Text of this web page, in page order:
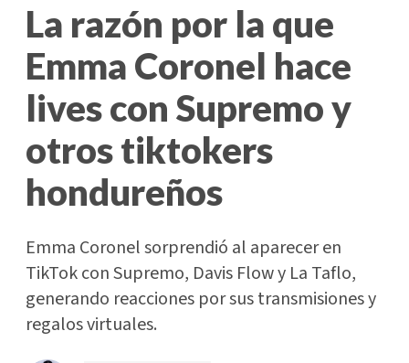
La razón por la que
Emma Coronel hace
lives con Supremo y
otros tiktokers
hondureños
Emma Coronel sorprendió al aparecer en
TikTok con Supremo, Davis Flow y La Taflo,
generando reacciones por sus transmisiones y
regalos virtuales.